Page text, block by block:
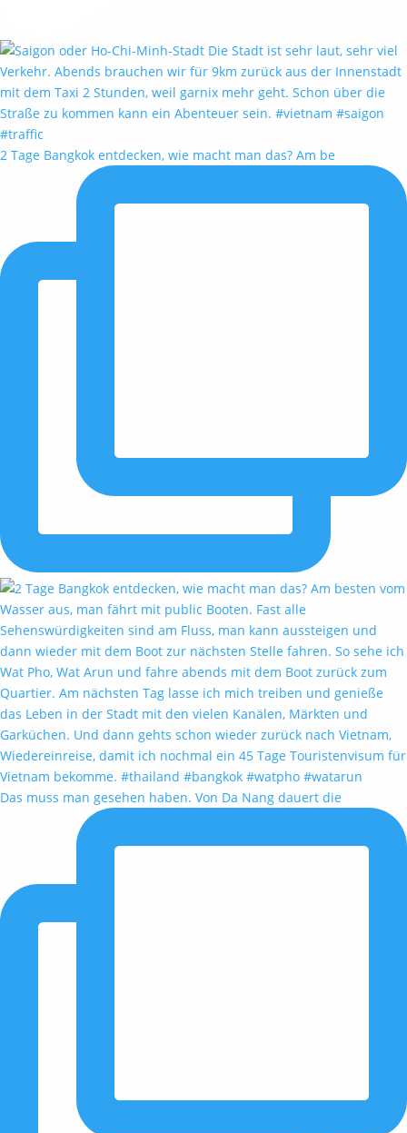
2 Tage Bangkok entdecken, wie macht man das? Am be
Das muss man gesehen haben. Von Da Nang dauert die